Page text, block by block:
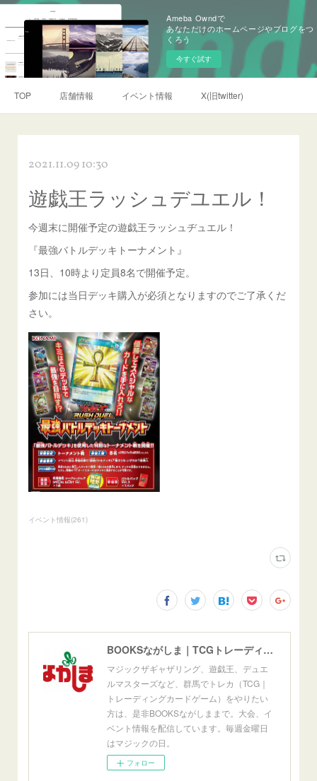
Ameba Owndで
あなただけのホームページやブログをつ
くろう
今すぐ試す
TOP 店舗情報 イベント情報 X(旧twitter)
2021.11.09 10:30
遊戯王ラッシュデユエル！
今週末に開催予定の遊戯王ラッシュヂュエル！
『最強バトルデッキトーナメント』
13日、10時より定員8名で開催予定。
参加には当日デッキ購入が必須となりますのでご了承くだ
さい。
イベント情報(261)
BOOKSながしま｜TCGトレーディングカードゲーム群馬県高崎市
マジックザギャザリング、遊戯王、デュエ
ルマスターズなど、群馬でトレカ（TCG｜
トレーディングカードゲーム）をやりたい
方は、是非BOOKSながしままで。大会、イ
ベント情報を配信しています。毎週金曜日
はマジックの日。
フォロー